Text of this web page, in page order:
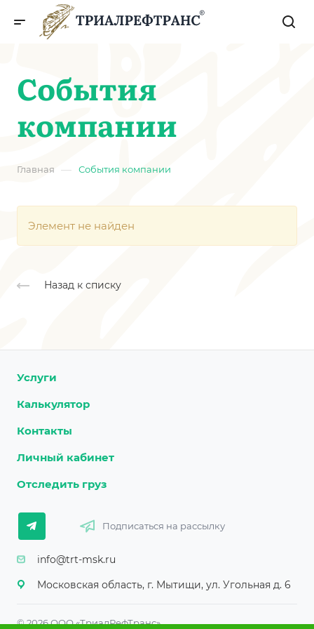
События
компании
Главная — События компании
Элемент не найден
Назад к списку
Услуги
Калькулятор
Контакты
Личный кабинет
Отследить груз
Подписаться на рассылку
info@trt-msk.ru
Московская область, г. Мытищи, ул. Угольная д. 6
© 2026 ООО «ТриалРефТранс»